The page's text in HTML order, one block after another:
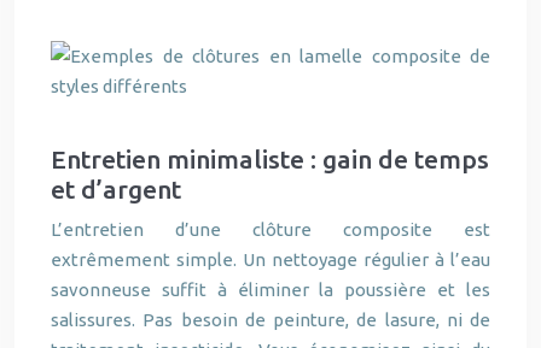
Entretien minimaliste : gain de temps
et d’argent
L’entretien d’une clôture composite est
extrêmement simple. Un nettoyage régulier à l’eau
savonneuse suffit à éliminer la poussière et les
salissures. Pas besoin de peinture, de lasure, ni de